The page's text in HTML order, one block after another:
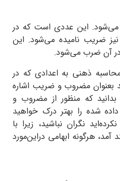
می‌شود. این عددی است که در
نیز ضریب نامیده می‌شود. این
آن ضرب می‌شود.
ذهنی به اعدادی که در
مضروب و ضریب اشاره
که منظور از مضروب و
شده را بهتر درک خواهید
نگران نباشید، زیرا با
آمد، هرگونه ابهامی دراین‌مورد